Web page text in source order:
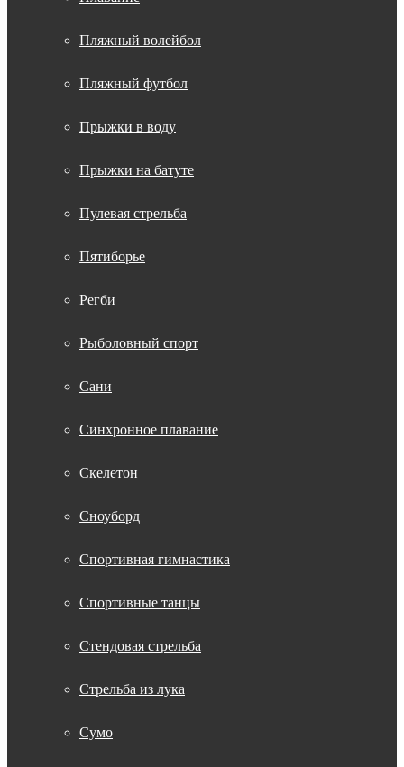
Пляжный волейбол
Пляжный футбол
Прыжки в воду
Прыжки на батуте
Пулевая стрельба
Пятиборье
Регби
Рыболовный спорт
Сани
Синхронное плавание
Скелетон
Сноуборд
Спортивная гимнастика
Спортивные танцы
Стендовая стрельба
Стрельба из лука
Сумо